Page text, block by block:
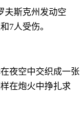
夫斯克州发动空
7人受伤。
夜空中交织成一张
在炮火中挣扎求